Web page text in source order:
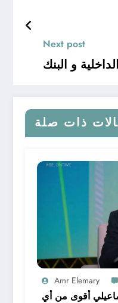
Next post
و البنك
ذات صلة
Amr Elemary
أقوى من أي